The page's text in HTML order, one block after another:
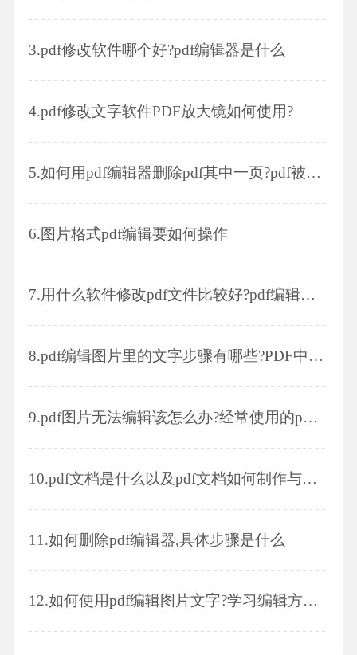
3.pdf修改软件哪个好?pdf编辑器是什么
4.pdf修改文字软件PDF放大镜如何使用?
5.如何用pdf编辑器删除pdf其中一页?pdf被保护无法编辑怎么办?
6.图片格式pdf编辑要如何操作
7.用什么软件修改pdf文件比较好?pdf编辑器有哪些重要功能
8.pdf编辑图片里的文字步骤有哪些?PDF中的边框调整粗细和颜色的步骤有哪些?
9.pdf图片无法编辑该怎么办?经常使用的pdf格式文件能添加页码吗?
10.pdf文档是什么以及pdf文档如何制作与打开
11.如何删除pdf编辑器,具体步骤是什么
12.如何使用pdf编辑图片文字?学习编辑方法,轻松编辑